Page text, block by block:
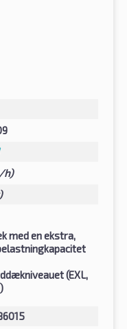
h)
med en ekstra,
(EXL,